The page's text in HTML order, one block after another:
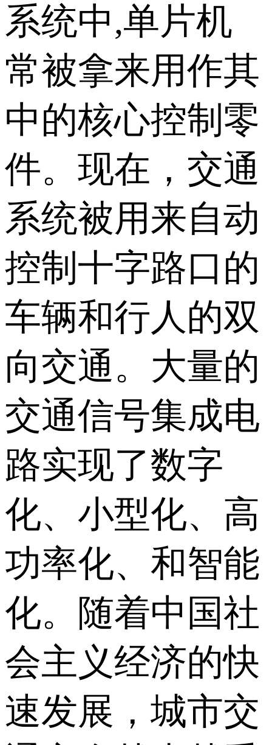
系统中,单片机
常被拿来用作其
中的核心控制零
件。现在，交通
系统被用来自动
控制十字路口的
车辆和行人的双
向交通。大量的
交通信号集成电
路实现了数字
化、小型化、高
功率化、和智能
化。随着中国社
会主义经济的快
速发展，城市交